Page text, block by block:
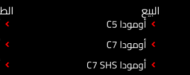
البيع
أومودا C5
أومودا C7
أومودا C7 SHS